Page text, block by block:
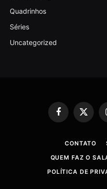
Quadrinhos
Séries
Uncategorized
Facebook
X
CONTATO
QUEM FAZ O
POLÍTICA DE